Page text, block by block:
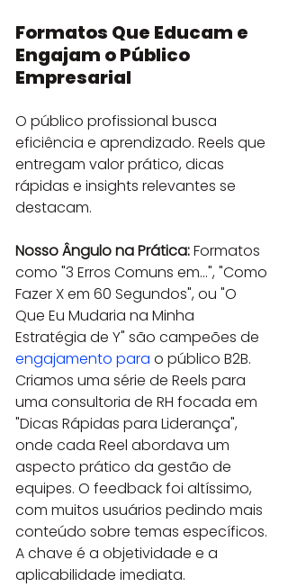
Formatos Que Educam e
Engajam o Público
Empresarial
O público profissional busca
eficiência e aprendizado. Reels que
entregam valor prático, dicas
rápidas e insights relevantes se
destacam.
Nosso Ângulo na Prática: Formatos
como "3 Erros Comuns em...", "Como
Fazer X em 60 Segundos", ou "O
Que Eu Mudaria na Minha
Estratégia de Y" são campeões de
engajamento para o público B2B.
Criamos uma série de Reels para
uma consultoria de RH focada em
"Dicas Rápidas para Liderança",
onde cada Reel abordava um
aspecto prático da gestão de
equipes. O feedback foi altíssimo,
com muitos usuários pedindo mais
conteúdo sobre temas específicos.
A chave é a objetividade e a
aplicabilidade imediata.